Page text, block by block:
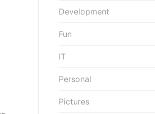
Development
Fun
IT
Personal
Pictures